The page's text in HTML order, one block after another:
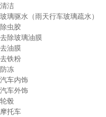
清洁
玻璃驱水（雨天行车玻璃疏水）
除虫胶
去除玻璃油膜
去油膜
去铁粉
防冻
汽车内饰
汽车外饰
轮毂
摩托车